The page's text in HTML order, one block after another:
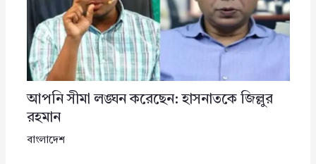
আপনি সীমা লঙ্ঘন করেছেন: হাসনাতকে জিল্লুর
রহমান
বাংলাদেশ